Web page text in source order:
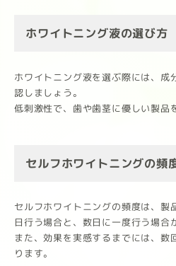
ホワイトニング液の選び方
ホワイトニング液を選ぶ際には、成
認しましょう。
低刺激性で、歯や歯茎に優しい製品
セルフホワイトニングの頻
セルフホワイトニングの頻度は、製
日行う場合と、数日に一度行う場合
また、効果を実感するまでには、数
ります。